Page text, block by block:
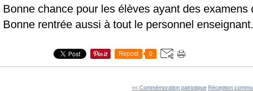
Bonne chance pour les élèves ayant des examens
Bonne rentrée aussi à tout le personnel enseignant.
Repost 0
<< Commémoration patriotique Réception